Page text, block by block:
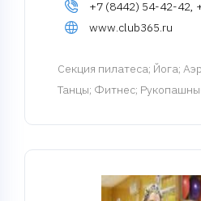
+7 (8442) 54-42-42,
www.club365.ru
Cекция пилатеса; Йога;
Танцы; Фитнес;